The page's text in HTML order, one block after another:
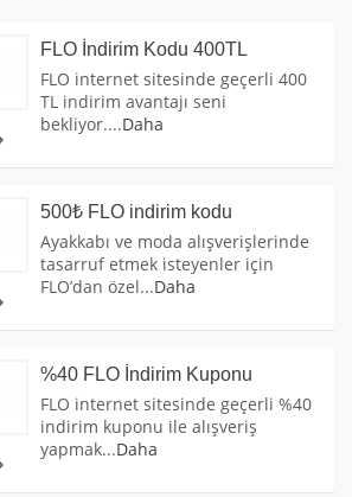
FLO İndirim Kodu 400TL
FLO internet sitesinde geçerli 400
TL indirim avantajı seni
bekliyor....Daha
500₺ FLO indirim kodu
Ayakkabı ve moda alışverişlerinde
tasarruf etmek isteyenler için
FLO’dan özel...Daha
%40 FLO İndirim Kuponu
FLO internet sitesinde geçerli %40
indirim kuponu ile alışveriş
yapmak...Daha